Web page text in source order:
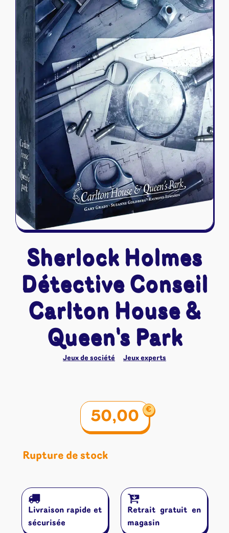
Naruto Mythos
Autres
Tapis de jeu
Sherlock Holmes
Détective Conseil
Carlton House &
Queen's Park
Jeux de société Jeux experts
50,00 €
Rupture de stock
Livraison rapide et
sécurisée
Retrait gratuit en
magasin